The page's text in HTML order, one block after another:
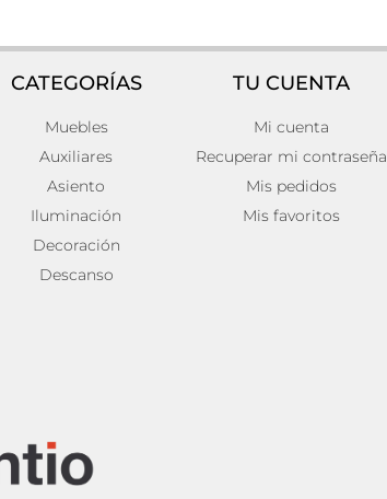
Espejo gien
178,00€
Añadir al carrito
CATEGORÍAS
Muebles
Auxiliares
Asiento
Iluminación
Decoración
Descanso
TU CUENTA
Mi cuenta
Recuperar mi contraseña
Mis pedidos
Mis favoritos